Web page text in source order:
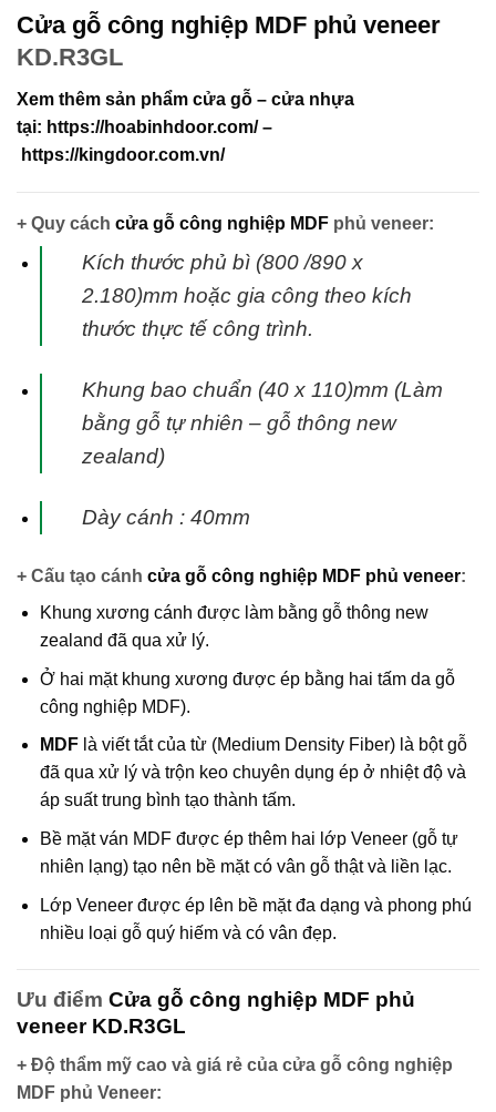
Cửa gỗ công nghiệp MDF phủ veneer
KD.R3GL
Xem thêm sản phẩm cửa gỗ – cửa nhựa
tại: https://hoabinhdoor.com/ –
https://kingdoor.com.vn/
+ Quy cách cửa gỗ công nghiệp MDF phủ veneer:
Kích thước phủ bì (800 /890 x
2.180)mm hoặc gia công theo kích
thước thực tế công trình.
Khung bao chuẩn (40 x 110)mm (Làm
bằng gỗ tự nhiên – gỗ thông new
zealand)
Dày cánh : 40mm
+ Cấu tạo cánh cửa gỗ công nghiệp MDF phủ veneer:
Khung xương cánh được làm bằng gỗ thông new
zealand đã qua xử lý.
Ở hai mặt khung xương được ép bằng hai tấm da gỗ
công nghiệp MDF).
MDFlà viết tắt của từ (Medium Density Fiber) là bột gỗ
đã qua xử lý và trộn keo chuyên dụng ép ở nhiệt độ và
áp suất trung bình tạo thành tấm.
Bề mặt ván MDF được ép thêm hai lớp Veneer (gỗ tự
nhiên lạng) tạo nên bề mặt có vân gỗ thật và liền lạc.
Lớp Veneer được ép lên bề mặt đa dạng và phong phú
nhiều loại gỗ quý hiếm và có vân đẹp.
Ưu điểm Cửa gỗ công nghiệp MDF phủ
veneer KD.R3GL
+ Độ thẩm mỹ cao và giá rẻ của cửa gỗ công nghiệp
MDF phủ Veneer: